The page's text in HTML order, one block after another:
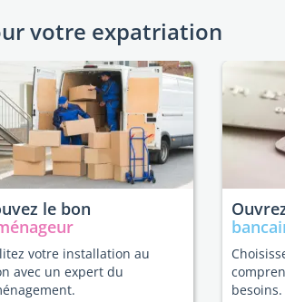
votre expatriation
le bon
votre installation au
avec un expert du
besoins.